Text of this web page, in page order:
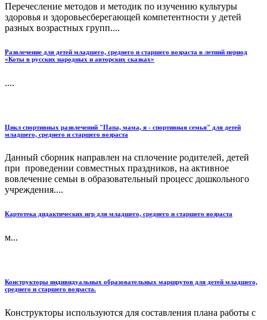
Перечесление методов и методик по изучению культуры
здоровья и здоровьесберегающей компетентности у детей
разных возрастных групп....
Развлечение для детей младшего, среднего и старшего возраста в летний период
«Коты в русских народных и авторских сказках»
....
Цикл спортивных развлечений "Папа, мама, я - спортивная семья" для детей
младшего, среднего и старшего возраста
Данный сборник направлен на сплочение родителей, детей
при проведении совместных праздников, на активное
вовлечение семьи в образовательный процесс дошкольного
учреждения....
Картотека дидактических игр для младшего, среднего и старшего возраста
м...
Конструкторы индивидуальных образовательных маршрутов для детей младшего,
среднего и старшего возраста.
Конструкторы используются для составления плана работы с